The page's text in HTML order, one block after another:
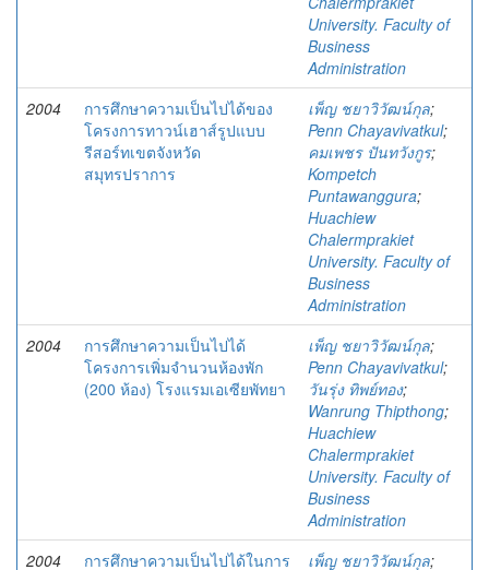
University. Faculty of
Business
Administration
2004
การศึกษาความเป็นไปได้ของ
โครงการทาวน์เฮาส์รูปแบบ
รีสอร์ทเขตจังหวัด
สมุทรปราการ
เพ็ญ ชยาวิวัฒน์กุล;
Penn Chayavivatkul;
คมเพชร ปันทวังกูร;
Kompetch
Puntawanggura;
Huachiew
Chalermprakiet
University. Faculty of
Business
Administration
2004
การศึกษาความเป็นไปได้
โครงการเพิ่มจำนวนห้องพัก
(200 ห้อง) โรงแรมเอเซียพัทยา
เพ็ญ ชยาวิวัฒน์กุล;
Penn Chayavivatkul;
วันรุ่ง ทิพย์ทอง;
Wanrung Thipthong;
Huachiew
Chalermprakiet
University. Faculty of
Business
Administration
2004
การศึกษาความเป็นไปได้ในการ
เพ็ญ ชยาวิวัฒน์กุล;